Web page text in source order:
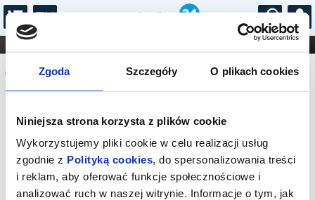
Zgoda Szczegóły O plikach cookies
Niniejsza strona korzysta z plików cookie
Wykorzystujemy pliki cookie w celu realizacji usług
zgodnie z Polityką cookies, do spersonalizowania treści
i reklam, aby oferować funkcje społecznościowe i
analizować ruch w naszej witrynie. Informacje o tym, jak
...
FILHARMONIA OPERA I BALET
STAND-UP
DLA DZIECI
Komunikat
Sprzedaż biletów on-line na wydarzenie
została zakończona.